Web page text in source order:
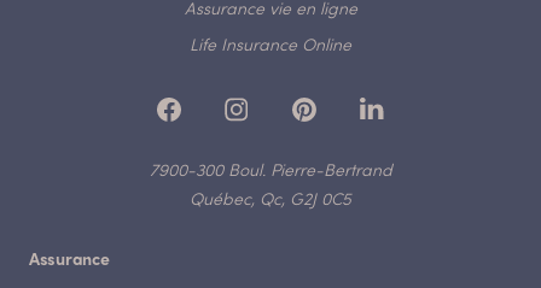
Assurance vie en ligne
Life Insurance Online
7900-300 Boul. Pierre-Bertrand
Québec, Qc, G2J 0C5
Assurance